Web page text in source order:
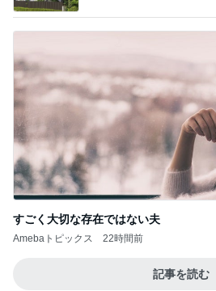
すごく大切な存在ではない夫
Amebaトピックス 22時間前
記事を読む